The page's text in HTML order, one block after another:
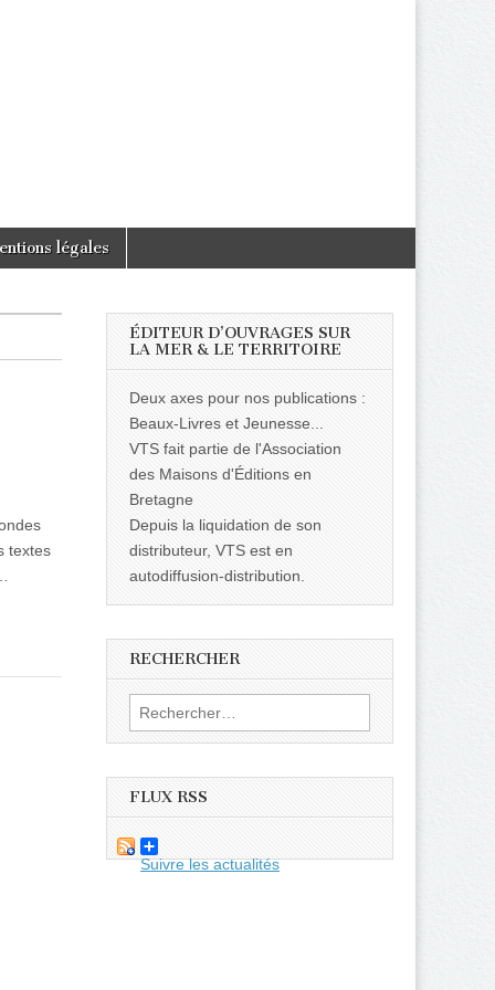
légales
textes
ÉDITEUR D’OUVRAGES SUR
LA MER & LE TERRITOIRE
Deux axes pour nos publications :
Beaux-Livres et Jeunesse...
VTS fait partie de l'Association
des Maisons d'Éditions en
Bretagne
Depuis la liquidation de son
distributeur, VTS est en
autodiffusion-distribution.
RECHERCHER
Rechercher :
FLUX RSS
Suivre les actualités